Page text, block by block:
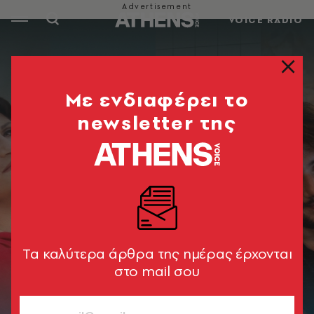
VOICE RADIO
Mε ενδιαφέρει το
newsletter της
Tα καλύτερα άρθρα της ημέρας έρχονται
στο mail σου